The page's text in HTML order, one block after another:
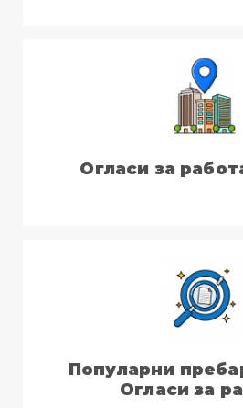
Огласи за
Популарни
Огласи за